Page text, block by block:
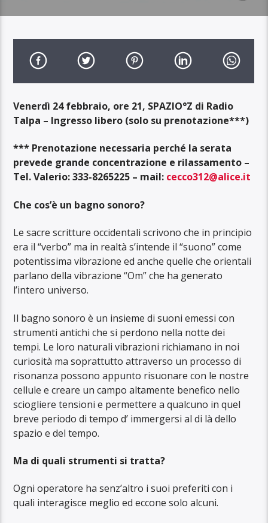
Venerdì 24 febbraio, ore 21, SPAZIO°Z di Radio
Talpa – Ingresso libero (solo su prenotazione***)
*** Prenotazione necessaria perché la serata
prevede grande concentrazione e rilassamento –
Tel. Valerio: 333-8265225 – mail: cecco312@alice.it
Che cos’è un bagno sonoro?
Le sacre scritture occidentali scrivono che in principio
era il “verbo” ma in realtà s’intende il “suono” come
potentissima vibrazione ed anche quelle che orientali
parlano della vibrazione “Om” che ha generato
l’intero universo.
Il bagno sonoro è un insieme di suoni emessi con
strumenti antichi che si perdono nella notte dei
tempi. Le loro naturali vibrazioni richiamano in noi
curiosità ma soprattutto attraverso un processo di
risonanza possono appunto risuonare con le nostre
cellule e creare un campo altamente benefico nello
sciogliere tensioni e permettere a qualcuno in quel
breve periodo di tempo d’ immergersi al di là dello
spazio e del tempo.
Ma di quali strumenti si tratta?
Ogni operatore ha senz’altro i suoi preferiti con i
quali interagisce meglio ed eccone solo alcuni.